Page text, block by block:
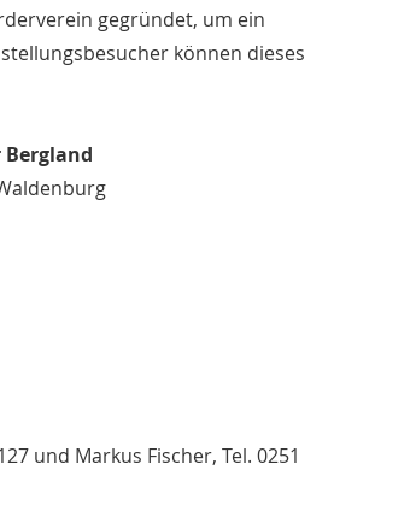
gegründet, um ein
können dieses
und Markus Fischer, Tel. 0251